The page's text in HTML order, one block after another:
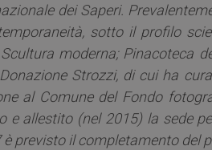
dei Saperi.
sotto il profilo
moderna; Pinacoteca
Strozzi, di cui ha
al Comune del Fondo
e allestito (nel 2015) la sede
previsto il completamento del